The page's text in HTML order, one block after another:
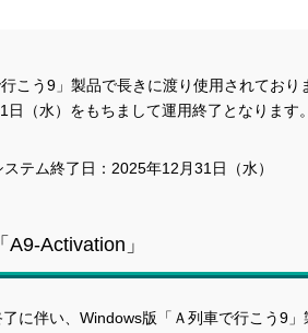
こう9」製品で長きに渡り使用されてお
（水）をもちまして運用終了となります
テム終了日：2025年12月31日（水）
Activation」
に伴い、Windows版「Ａ列車で行こう9